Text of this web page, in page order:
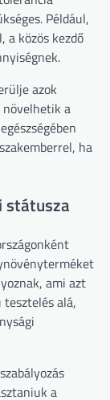
Például,
a közös kezdő
azok
növelhetik a
ha
státusza
ami azt
alá,
a